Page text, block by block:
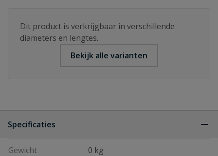
Dit product is verkrijgbaar in verschillende
diameters en lengtes.
Bekijk alle varianten
Specificaties
Gewicht 0 kg